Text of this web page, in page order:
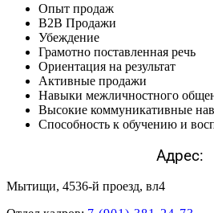
Опыт продаж
B2B Продажи
Убеждение
Грамотно поставленная речь
Ориентация на результат
Активные продажи
Навыки межличностного
Высокие коммуникативные
Способность к обучению и
Адрес:
Мытищи, 4536-й проезд, вл4